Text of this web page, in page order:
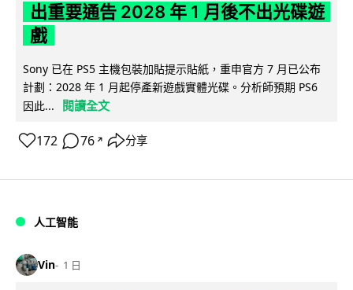
出重要通告 2028 年 1 月後不出光碟遊
戲
Sony 已在 PS5 主機包裝加貼提示貼紙，重申官方 7 月已公布
計劃：2028 年 1 月起停產新遊戲實體光碟。分析師預期 PS6
因此...
閱讀全文
172 76 ↗ 分享
人工智能
Vin 1 日